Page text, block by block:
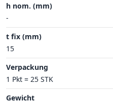
h nom. (mm)
-
t fix (mm)
15
Verpackung
1 Pkt = 25 STK
Gewicht